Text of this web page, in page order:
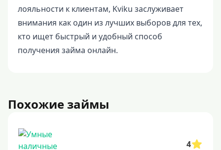
лояльности к клиентам, Kviku заслуживает
внимания как один из лучших выборов для тех,
кто ищет быстрый и удобный способ
получения займа онлайн.
Похожие займы
4